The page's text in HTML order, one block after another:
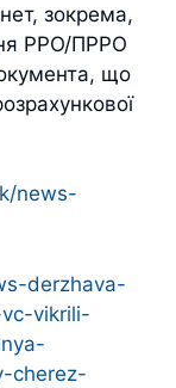
зокрема,
РРО/ПРРО
що
news-
derzhava-
vikrili-
cherez-